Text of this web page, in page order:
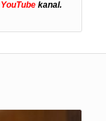
YouTube kanal.